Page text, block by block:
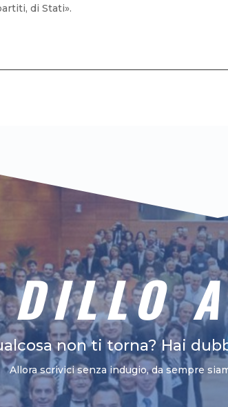
di Stati».
DILLO
non ti torna? Hai
Allora scrivici senza indugio, da sempre